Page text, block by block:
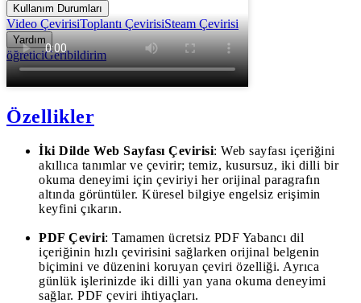
Kullanım Durumları
Video ÇevirisiToplantı ÇevirisiSteam Çevirisi
Yardım
öğreticiGeribildirim
Özellikler
İki Dilde Web Sayfası Çevirisi: Web sayfası içeriğini
akıllıca tanımlar ve çevirir; temiz, kusursuz, iki dilli bir
okuma deneyimi için çeviriyi her orijinal paragrafın
altında görüntüler. Küresel bilgiye engelsiz erişimin
keyfini çıkarın.
PDF Çeviri: Tamamen ücretsiz PDF Yabancı dil
içeriğinin hızlı çevirisini sağlarken orijinal belgenin
biçimini ve düzenini koruyan çeviri özelliği. Ayrıca
günlük işlerinizde iki dilli yan yana okuma deneyimi
sağlar. PDF çeviri ihtiyaçları.